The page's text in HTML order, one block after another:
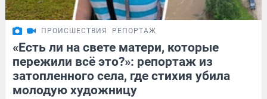
ПРОИСШЕСТВИЯ РЕПОРТАЖ
«Есть ли на свете матери, которые
пережили всё это?»: репортаж из
затопленного села, где стихия убила
молодую художницу